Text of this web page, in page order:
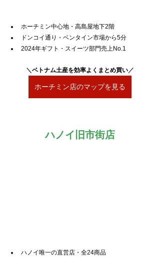
ホーチミン中心地・高島屋地下2階
ドンコイ通り・ベンタイン市場から5分
2024年ギフト・スイーツ部門売上No.1
＼ベトナム土産を効率よくまとめ買い／
ホーチミン店のマップを見る
ハノイ旧市街店
ハノイ唯一の直営店・全24商品